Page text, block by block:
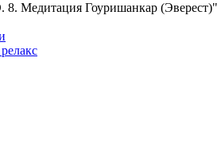
Гоуришанкар (Эверест)"